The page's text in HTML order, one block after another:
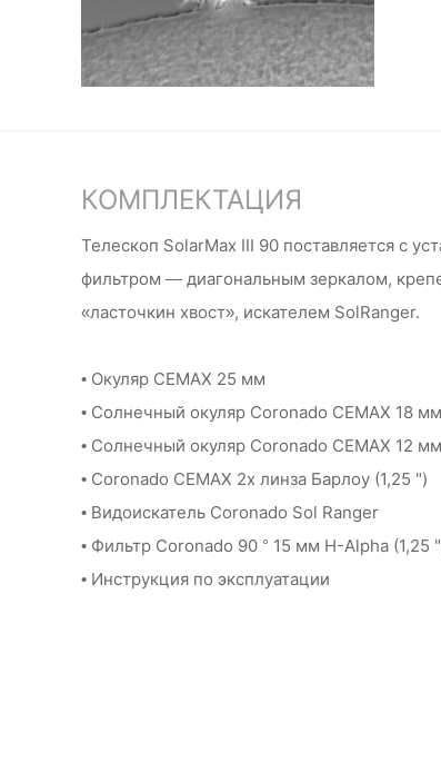
КОМПЛЕКТАЦИЯ
Телескоп SolarMax III 90 поставляется с
фильтром — диагональным зеркалом,
«ласточкин хвост», искателем SolRanger.
• Окуляр CEMAX 25 мм
• Солнечный окуляр Coronado CEMAX 18
• Солнечный окуляр Coronado CEMAX 12
• Coronado CEMAX 2x линза Барлоу (1,25 ")
• Видоискатель Coronado Sol Ranger
• Фильтр Coronado 90 ° 15 мм H-Alpha (1,25
• Инструкция по эксплуатации